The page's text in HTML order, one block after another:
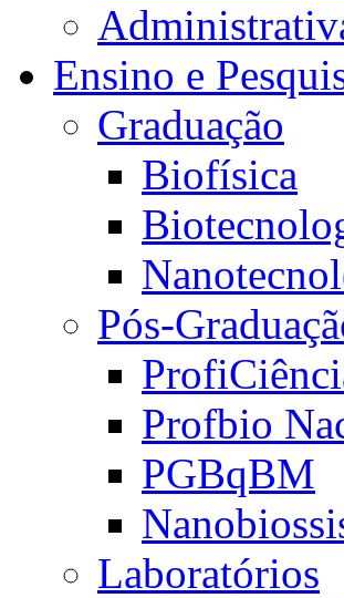
Ensino e
Graduação
Biofísica
Pós-
Profbio
PGBqBM
Laboratórios